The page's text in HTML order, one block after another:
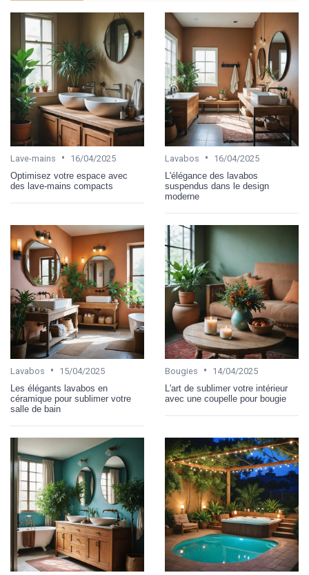
Lave-mains •
16/04/2025
Optimisez votre espace avec
des lave-mains compacts
Lavabos •
16/04/2025
L'élégance des lavabos
suspendus dans le design
moderne
Lavabos •
15/04/2025
Les élégants lavabos en
céramique pour sublimer votre
salle de bain
Bougies •
14/04/2025
L'art de sublimer votre intérieur
avec une coupelle pour bougie